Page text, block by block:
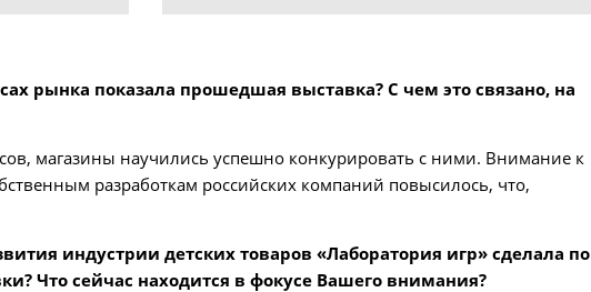
рынка показала прошедшая выставка? С чем это связано, на
магазины научились успешно конкурировать с ними. Внимание к
разработкам российских компаний повысилось, что,
индустрии детских товаров «Лаборатория игр» сделала по
Что сейчас находится в фокусе Вашего внимания?